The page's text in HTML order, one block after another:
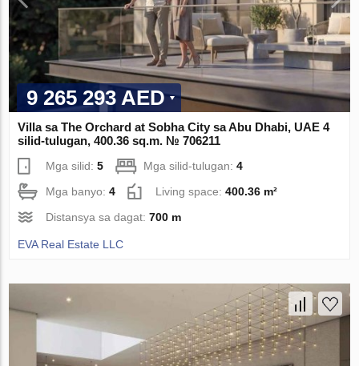
9 265 293 AED
Villa sa The Orchard at Sobha City sa Abu Dhabi, UAE 4
silid-tulugan, 400.36 sq.m. № 706211
Mga silid:5 Mga silid-tulugan:4
Mga banyo:4 Living space:400.36 m²
Distansya sa dagat:700 m
EVA Real Estate LLC